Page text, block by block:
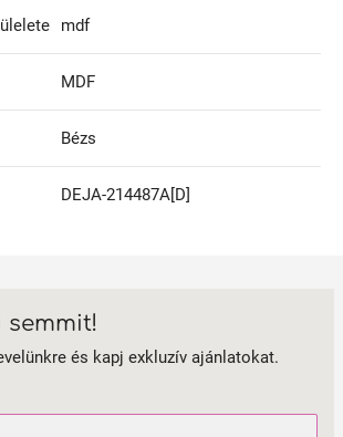
mdf
MDF
Bézs
DEJA-214487A[D]
semmit!
és kapj exkluzív ajánlatokat.